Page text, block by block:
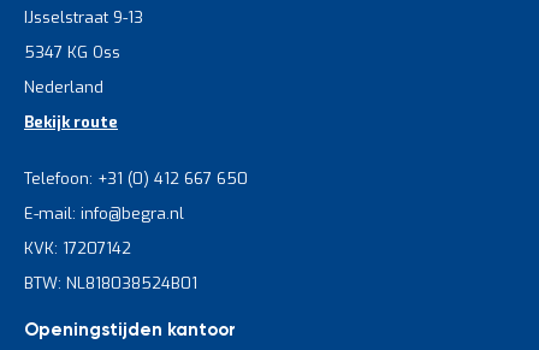
IJsselstraat 9-13
5347 KG Oss
Nederland
Bekijk route
Telefoon: +31 (0) 412 667 650
E-mail: info@begra.nl
KVK: 17207142
BTW: NL818038524B01
Openingstijden kantoor